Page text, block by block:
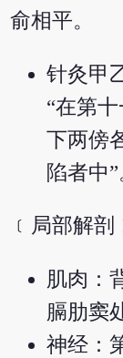
俞相平。
针灸甲
“在第
下两傍
陷者中”
﹝局部解剖
肌肉：
膈肋窦
神经：